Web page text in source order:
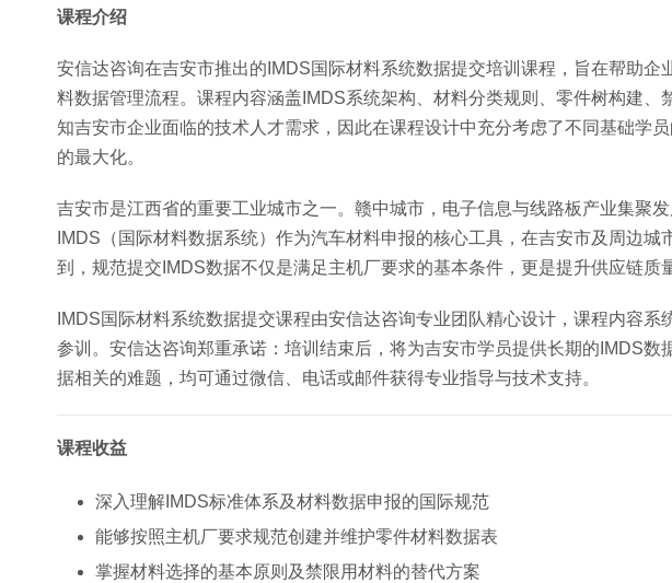
课程介绍
安信达咨询在吉安市推出的IMDS国际材料系统数据提交培训课程，旨在帮助
料数据管理流程。课程内容涵盖IMDS系统架构、材料分类规则、零件树构建
知吉安市企业面临的技术人才需求，因此在课程设计中充分考虑了不同基础学
的最大化。
吉安市是江西省的重要工业城市之一。赣中城市，电子信息与线路板产业集聚
IMDS（国际材料数据系统）作为汽车材料申报的核心工具，在吉安市及周边
到，规范提交IMDS数据不仅是满足主机厂要求的基本条件，更是提升供应链质
IMDS国际材料系统数据提交课程由安信达咨询专业团队精心设计，课程内容
参训。安信达咨询郑重承诺：培训结束后，将为吉安市学员提供长期的IMDS
据相关的难题，均可通过微信、电话或邮件获得专业指导与技术支持。
课程收益
深入理解IMDS标准体系及材料数据申报的国际规范
能够按照主机厂要求规范创建并维护零件材料数据表
掌握材料选择的基本原则及禁限用材料的替代方案